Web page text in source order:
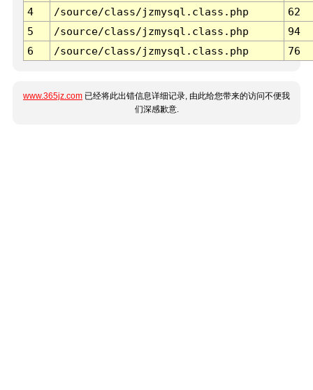
4
/source/class/jzmysql.class.php
62
5
/source/class/jzmysql.class.php
94
6
/source/class/jzmysql.class.php 76
www.365jz.com 已经将此出错信息详细记录, 由此给您带来的访问不便我
们深感歉意.